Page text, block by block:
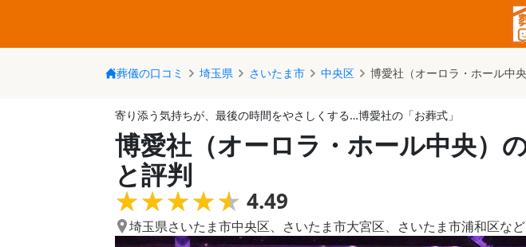
葬儀の口コミ 埼玉県 さいたま市 中央区 博愛社（オーロラ・ホール中央
寄り添う気持ちが、最後の時間をやさしくする…博愛社の「お葬式」
博愛社（オーロラ・ホール中央）
と評判
★★★★★
★★★★★ 4.49
埼玉県さいたま市中央区、 さいたま市大宮区、 さいたま市浦和区など